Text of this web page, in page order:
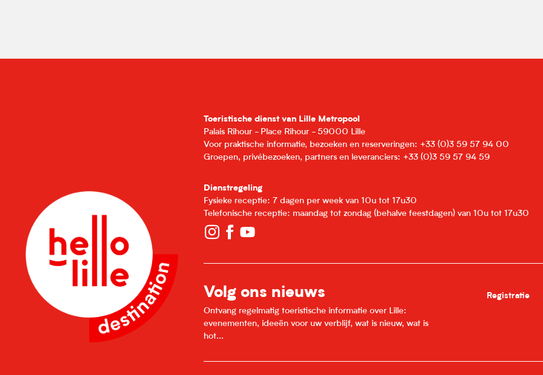
Toeristische dienst van Lille Metropool
Palais Rihour - Place Rihour - 59000 Lille
Voor praktische informatie, bezoeken en reserveringen: +33 (0)3 59 57 94 00
Groepen, privébezoeken, partners en leveranciers: +33 (0)3 59 57 94 59
Dienstregeling
Fysieke receptie: 7 dagen per week van 10u tot 17u30
Telefonische receptie: maandag tot zondag (behalve feestdagen) van 10u tot 17u30
Volg ons nieuws
Ontvang regelmatig toeristische informatie over Lille:
evenementen, ideeën voor uw verblijf, wat is nieuw, wat is
hot...
Registratie